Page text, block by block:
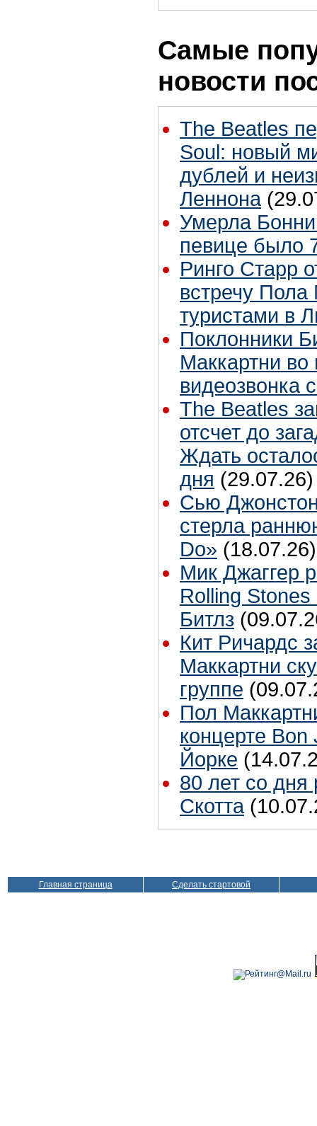
Самые
новости
The Beatles
Soul: новый
дублей и
Леннона
Умерла
певице было
Ринго Старр
встречу Пола
туристами в
Поклонники
Маккартни во
видеозвонка
The Beatles
отсчет до
Ждать
дня (29.07.26)
Сью
стерла
Do» (18.07.26)
Мик Джаггер
Rolling Stones
Битлз
Кит Ричардс
Маккартни
группе
Пол
концерте
Йорке
80 лет со
Скотта
Главная страница Сделать стартовой